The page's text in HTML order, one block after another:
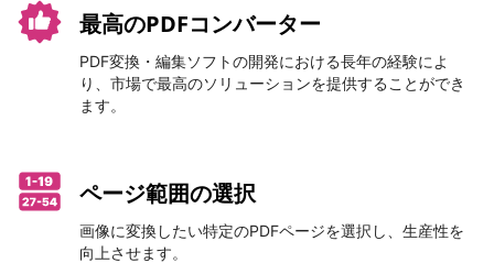
最高のPDFコンバーター
PDF変換・編集ソフトの開発における長年の経験によ
り、市場で最高のソリューションを提供することができ
ます。
ページ範囲の選択
画像に変換したい特定のPDFページを選択し、生産性を
向上させます。